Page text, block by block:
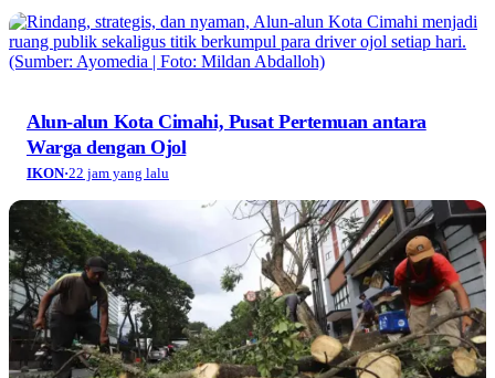
Alun-alun Kota Cimahi, Pusat Pertemuan antara
Warga dengan Ojol
IKON·22 jam yang lalu